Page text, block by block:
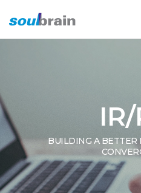
타이틀
BUILDING A BETTER